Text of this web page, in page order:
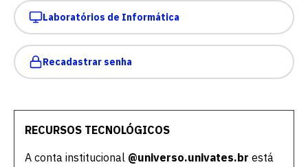
Laboratórios de Informática
Recadastrar senha
RECURSOS TECNOLÓGICOS
A conta institucional @universo.univates.br está